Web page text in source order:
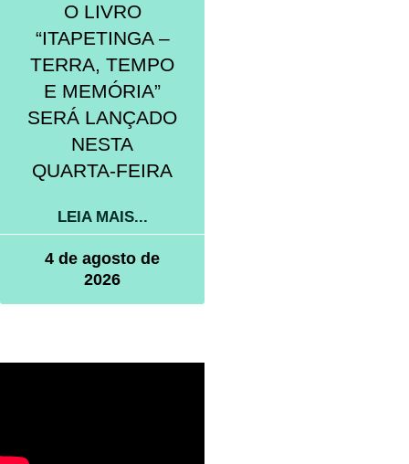
O LIVRO
“ITAPETINGA –
TERRA, TEMPO
E MEMÓRIA”
SERÁ LANÇADO
NESTA
QUARTA-FEIRA
LEIA MAIS...
4 de agosto de
2026